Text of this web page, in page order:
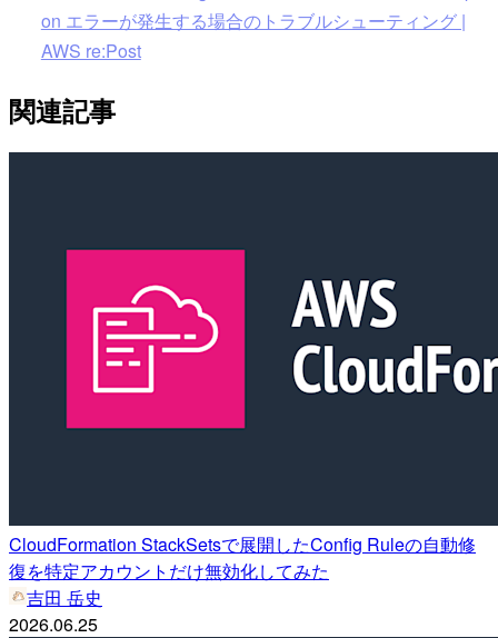
on エラーが発生する場合のトラブルシューティング |
AWS re:Post
関連記事
CloudFormation StackSetsで展開したConfig Ruleの自動修
復を特定アカウントだけ無効化してみた
吉田 岳史
2026.06.25